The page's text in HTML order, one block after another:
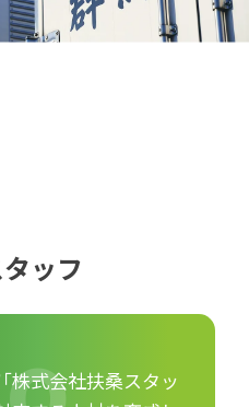
ッフ
株式会社扶桑スタッ